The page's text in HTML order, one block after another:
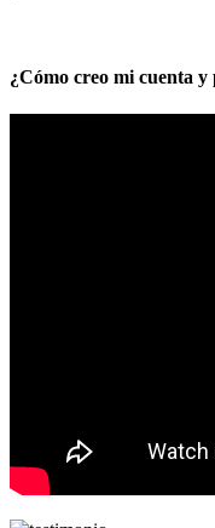
¿Cómo creo mi cuenta y